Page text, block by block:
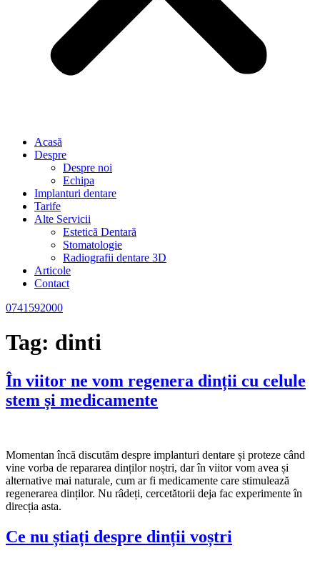
Acasă
Despre
Despre noi
Echipa
Implanturi dentare
Tarife
Alte Servicii
Estetică Dentară
Stomatologie
Radiografii dentare 3D
Articole
Contact
0741592000
Tag: dinti
În viitor ne vom regenera dinții cu celule
stem și medicamente
Momentan încă discutăm despre implanturi dentare și proteze când
vine vorba de repararea dinților noștri, dar în viitor vom avea și
alternative mai naturale, cum ar fi medicamente care stimulează
regenerarea dinților. Nu râdeți, cercetătorii deja fac experimente în
direcția asta.
Ce nu știați despre dinții voștri